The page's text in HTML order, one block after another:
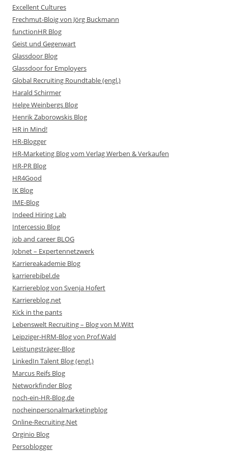
Excellent Cultures
Frechmut-Bloig von Jörg Buckmann
functionHR Blog
Geist und Gegenwart
Glassdoor Blog
Glassdoor for Employers
Global Recruiting Roundtable (engl.)
Harald Schirmer
Helge Weinbergs Blog
Henrik Zaborowskis Blog
HR in Mind!
HR-Blogger
HR-Marketing Blog vom Verlag Werben & Verkaufen
HR-PR Blog
HR4Good
IK Blog
IME-Blog
Indeed Hiring Lab
Intercessio Blog
job and career BLOG
Jobnet – Expertennetzwerk
Karriereakademie Blog
karrierebibel.de
Karriereblog von Svenja Hofert
Karriereblog.net
Kick in the pants
Lebenswelt Recruiting – Blog von M.Witt
Leipziger-HRM-Blog von Prof.Wald
Leistungsträger-Blog
LinkedIn Talent Blog (engl.)
Marcus Reifs Blog
Networkfinder Blog
noch-ein-HR-Blog.de
nocheinpersonalmarketingblog
Online-Recruiting.Net
Orginio Blog
Persoblogger